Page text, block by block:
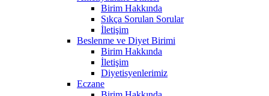
Birim Hakkında
Sıkça Sorulan Sorular
İletişim
Beslenme ve Diyet Birimi
Birim Hakkında
İletişim
Diyetisyenlerimiz
Eczane